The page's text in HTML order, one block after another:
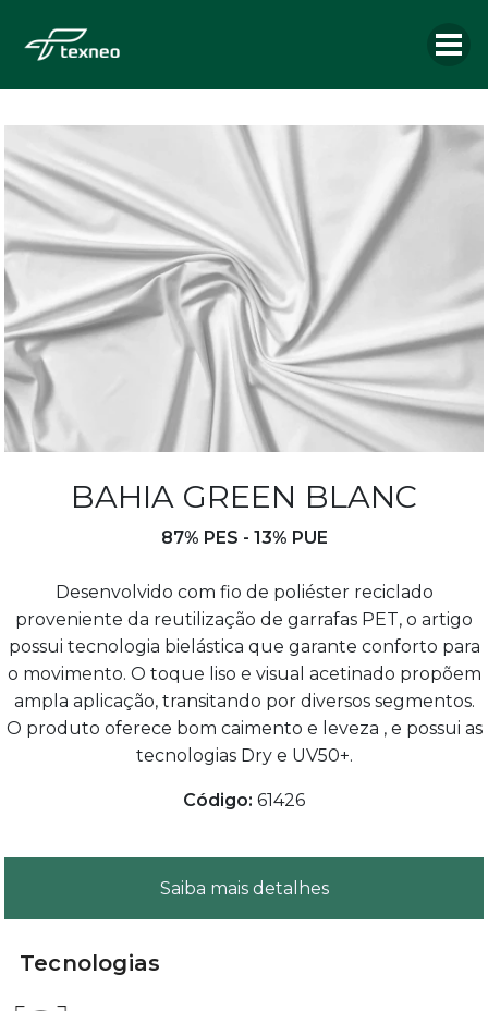
BAHIA GREEN BLANC
87% PES - 13% PUE
Desenvolvido com fio de poliéster reciclado
proveniente da reutilização de garrafas PET, o artigo
possui tecnologia bielástica que garante conforto para
o movimento. O toque liso e visual acetinado propõem
ampla aplicação, transitando por diversos segmentos.
O produto oferece bom caimento e leveza , e possui as
tecnologias Dry e UV50+.
Código: 61426
Saiba mais detalhes
Tecnologias